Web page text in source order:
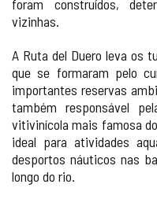
foram construídos,
vizinhas.
A Ruta del Duero leva os
que se formaram pelo
importantes reservas
também responsável
vitivinícola mais famosa
ideal para atividades
desportos náuticos nas
longo do rio.